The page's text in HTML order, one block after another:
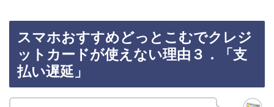
スマホおすすめどっとこむでクレジ
ットカードが使えない理由３．「支
払い遅延」